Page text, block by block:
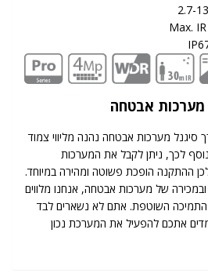
מערכות אבטחה
מערכות אבטחה נהנה מליווי צמוד
לכך, ניתן לקבל את המערכות
ההתקנה הופכת פשוטה ומהירה במיוחד.
ובמכירה של מערכות אבטחה, אנחנו מלווים
התמיכה השוטפת. אתם לא נשארים לבד
אתכם להפעיל את המערכת נכון